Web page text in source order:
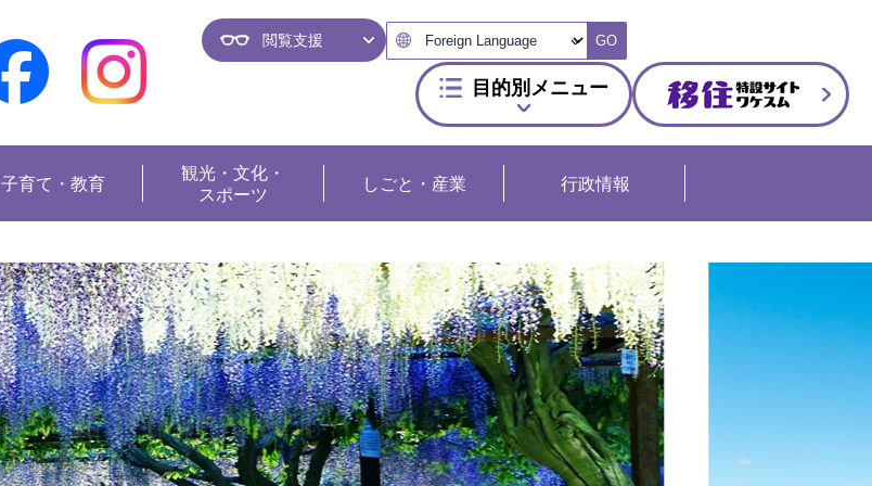
閲覧支援 GO
目的別メニュー
子育て・教育 観光・文化・
スポーツ
しごと・産業 行政情報
枚
イ